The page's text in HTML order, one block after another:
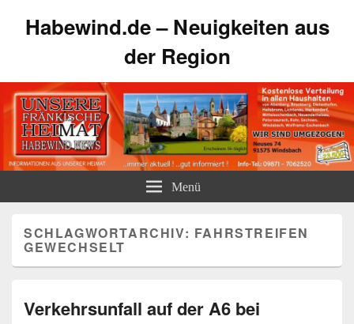
Habewind.de – Neuigkeiten aus
der Region
Menü
SCHLAGWORTARCHIV: FAHRSTREIFEN
GEWECHSELT
Verkehrsunfall auf der A6 bei